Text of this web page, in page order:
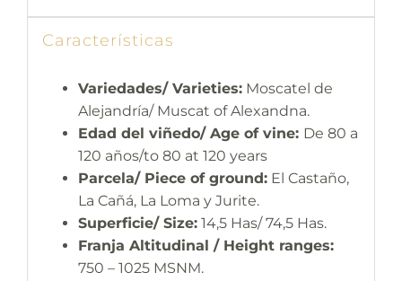
Características
Variedades/ Varieties:Moscatel de
Alejandría/ Muscat of Alexandna.
Edad del viñedo/ Age of vine: De 80 a
120 años/to 80 at 120 years
Parcela/ Piece of ground:El Castaño,
La Cañá, La Loma y Jurite.
Superficie/ Size:14,5 Has/ 74,5 Has.
Franja Altitudinal / Height ranges:
750 – 1025 MSNM.